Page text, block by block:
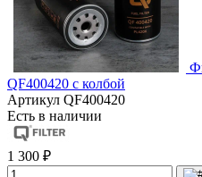
QF400420 с колбой
Артикул QF400420
Есть в наличии
1 300 ₽